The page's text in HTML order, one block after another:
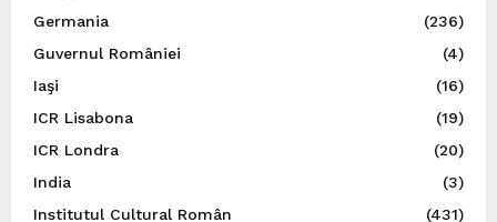
Germania
(236)
Guvernul României
(4)
Iaşi
(16)
ICR Lisabona
(19)
ICR Londra
(20)
India
(3)
Institutul Cultural Român
(431)